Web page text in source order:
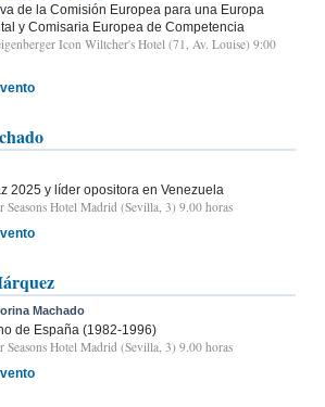
de la Comisión Europea para una Europa
y Comisaria Europea de Competencia
Icon Wiltcher's Hotel (71, Av. Louise) 9:00
2025 y líder opositora en Venezuela
Seasons Hotel Madrid (Sevilla, 3) 9.00 horas
Machado
de España (1982-1996)
Seasons Hotel Madrid (Sevilla, 3) 9.00 horas